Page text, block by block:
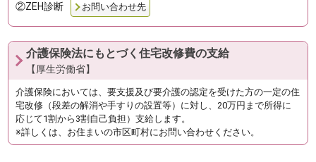
②ZEH診断 お問い合わせ先
介護保険法にもとづく住宅改修費の支給
【厚生労働省】
介護保険においては、要支援及び要介護の認定を受けた方の一定の住
宅改修（段差の解消や手すりの設置等）に対し、20万円まで所得に
応じて1割から3割自己負担）支給します。
※詳しくは、お住まいの市区町村にお問い合わせください。